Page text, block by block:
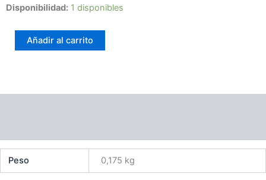
Disponibilidad: 1 disponibles
Nifrost
Orkja
cantidadAñadir al carrito
Peso 0,175 kg